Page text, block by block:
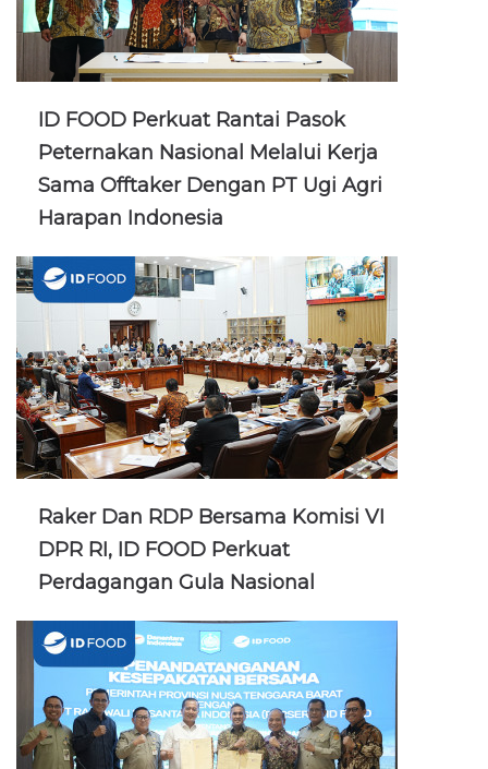
ID FOOD Perkuat Rantai Pasok
Peternakan Nasional Melalui Kerja
Sama Offtaker Dengan PT Ugi Agri
Harapan Indonesia
Raker Dan RDP Bersama Komisi VI
DPR RI, ID FOOD Perkuat
Perdagangan Gula Nasional